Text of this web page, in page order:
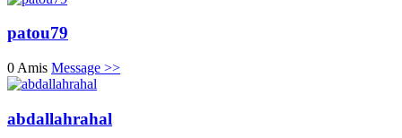
patou79
0 Amis Message >>
abdallahrahal